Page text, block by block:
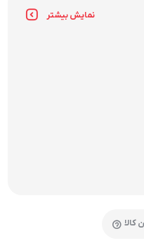
نمایش بیشتر
کالا